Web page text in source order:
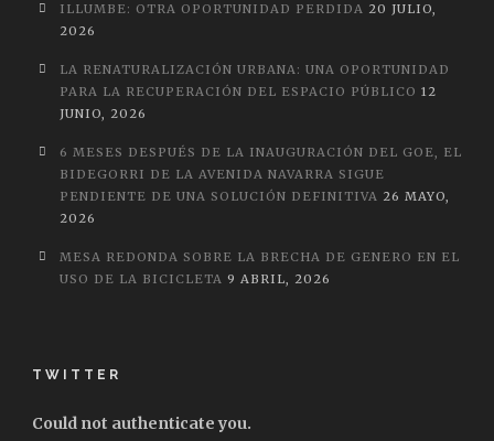
ILLUMBE: OTRA OPORTUNIDAD PERDIDA 20 JULIO,
2026
LA RENATURALIZACIÓN URBANA: UNA OPORTUNIDAD
PARA LA RECUPERACIÓN DEL ESPACIO PÚBLICO 12
JUNIO, 2026
6 MESES DESPUÉS DE LA INAUGURACIÓN DEL GOE, EL
BIDEGORRI DE LA AVENIDA NAVARRA SIGUE
PENDIENTE DE UNA SOLUCIÓN DEFINITIVA 26 MAYO,
2026
MESA REDONDA SOBRE LA BRECHA DE GENERO EN EL
USO DE LA BICICLETA 9 ABRIL, 2026
TWITTER
Could not authenticate you.